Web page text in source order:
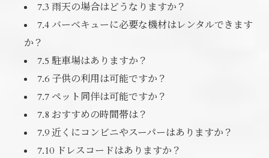
7.3 雨天の場合はどうなりますか？
7.4 バーベキューに必要な機材はレンタルできます
か？
7.5 駐車場はありますか？
7.6 子供の利用は可能ですか？
7.7 ペット同伴は可能ですか？
7.8 おすすめの時間帯は？
7.9 近くにコンビニやスーパーはありますか？
7.10 ドレスコードはありますか？